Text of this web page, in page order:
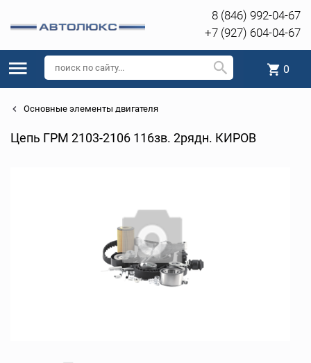
8 (846) 992-04-67
+7 (927) 604-04-67
0
Основные элементы двигателя
Цепь ГРМ 2103-2106 116зв. 2рядн. КИРОВ